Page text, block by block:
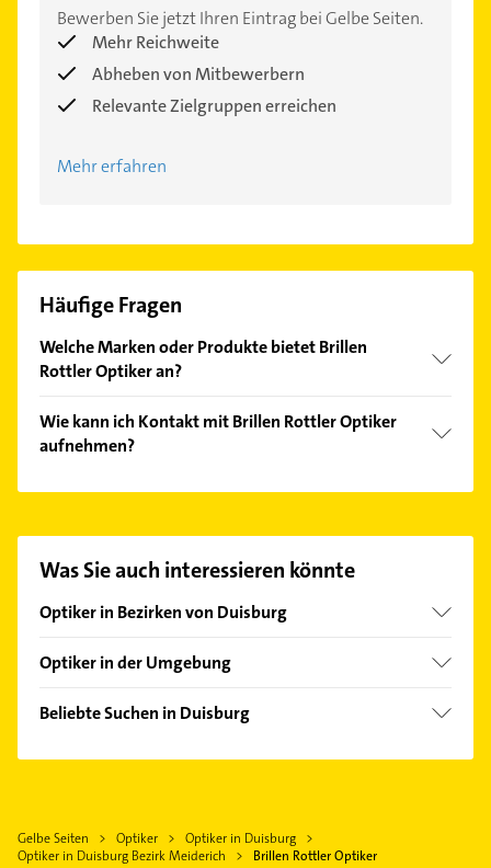
Bewerben Sie jetzt Ihren Eintrag bei Gelbe Seiten.
Mehr Reichweite
Abheben von Mitbewerbern
Relevante Zielgruppen erreichen
Mehr erfahren
Häufige Fragen
Welche Marken oder Produkte bietet Brillen
Rottler Optiker an?
Brillen.
Wie kann ich Kontakt mit Brillen Rottler Optiker
aufnehmen?
finden Sie alleKontaktdaten.
Was Sie auch interessieren könnte
Optiker in Bezirken von Duisburg
Bezirk Duisburg-Mitte
Bezirk Hamborn
Optiker in der Umgebung
Oberhausen Rheinland
Dinslaken
Rheinberg
Beliebte Suchen in Duisburg
Kammerjäger
Gelbe Seiten Optiker
Optiker in Duisburg
Optiker in Duisburg Bezirk Meiderich
Brillen Rottler Optiker